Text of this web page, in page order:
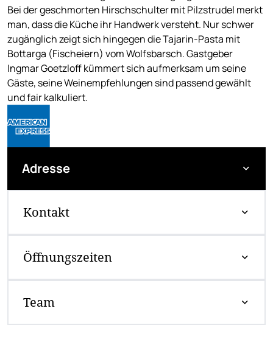
Bei der geschmorten Hirschschulter mit Pilzstrudel merkt
man, dass die Küche ihr Handwerk versteht. Nur schwer
zugänglich zeigt sich hingegen die Tajarin-Pasta mit
Bottarga (Fischeiern) vom Wolfsbarsch. Gastgeber
Ingmar Goetzloff kümmert sich aufmerksam um seine
Gäste, seine Weinempfehlungen sind passend gewählt
und fair kalkuliert.
Adresse
Kontakt
Öffnungszeiten
Team